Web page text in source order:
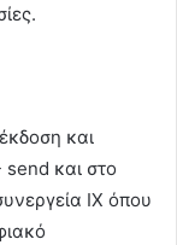
και
και στο
ΙΧ όπου